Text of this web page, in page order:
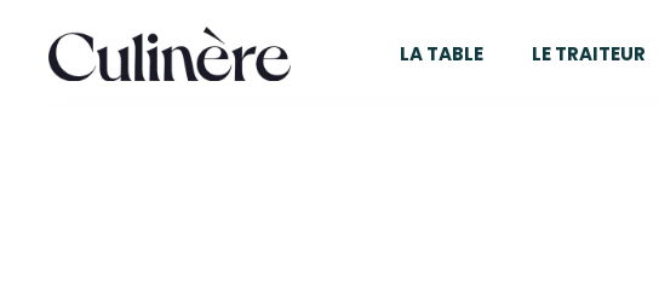
primary
navigation
LA TABLE LE TRAITEUR